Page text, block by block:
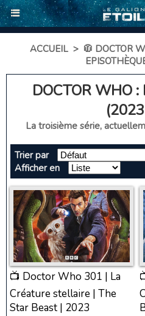
ACCUEIL > 🧥 DOCTOR
DOCTOR WHO :
La troisième série,
Trier par
Afficher en
📺 Doctor Who 301 | La
Créature stellaire | The
Star Beast | 2023